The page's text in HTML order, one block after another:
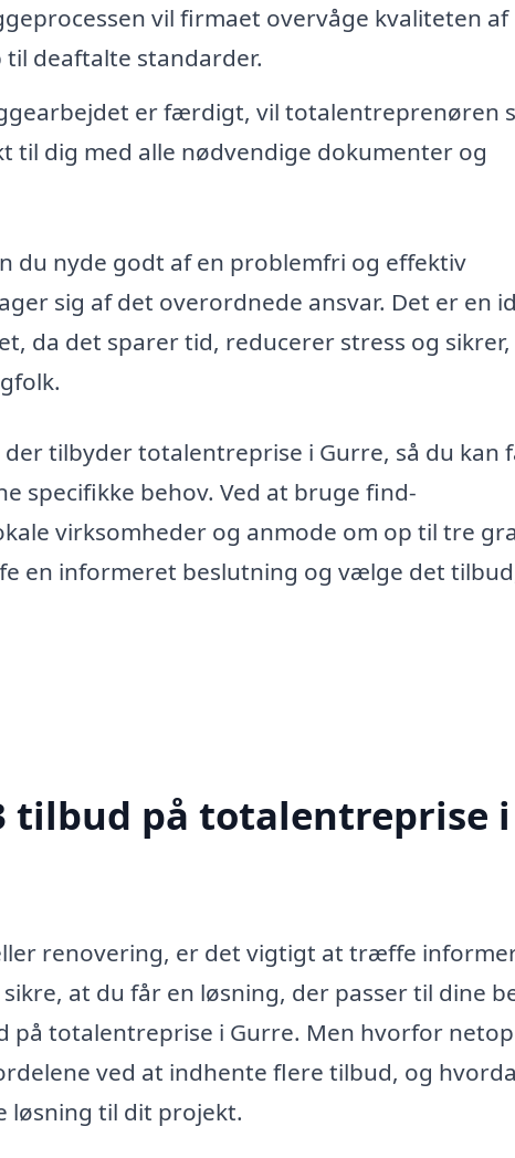
vil firmaet overvåge kvaliteten af
deaftalte standarder.
er færdigt, vil totalentreprenøren
dig med alle nødvendige dokumenter og
du nyde godt af en problemfri og effektiv
sig af det overordnede ansvar. Det er en
da det sparer tid, reducerer stress og
tilbyder totalentreprise i Gurre, så du kan
specifikke behov. Ved at bruge find-
virksomheder og anmode om op til tre
en informeret beslutning og vælge det
på totalentreprise i
renovering, er det vigtigt at træffe
at du får en løsning, der passer til dine
på totalentreprise i Gurre. Men hvorfor
ved at indhente flere tilbud, og
løsning til dit projekt.